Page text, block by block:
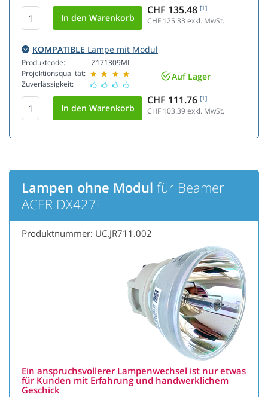
CHF 135.48 [1]
CHF 125.33 exkl. MwSt.
KOMPATIBLE Lampe mit Modul
Produktcode:
Projektionsqualität:
Zuverlässigkeit:
Z171309ML
Auf Lager
CHF 111.76 [1]
CHF 103.39exkl. MwSt.
Lampen ohne Modul für Beamer
ACER DX427i
Produktnummer: UC.JR711.002
Ein anspruchsvollerer Lampenwechsel ist nur etwas
für Kunden mit Erfahrung und handwerklichem
Geschick